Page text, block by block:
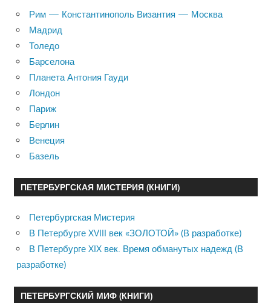
Рим — Константинополь Византия — Москва
Мадрид
Толедо
Барселона
Планета Антония Гауди
Лондон
Париж
Берлин
Венеция
Базель
ПЕТЕРБУРГСКАЯ МИСТЕРИЯ (КНИГИ)
Петербургская Мистерия
В Петербурге XVIII век «ЗОЛОТОЙ» (В разработке)
В Петербурге XIX век. Время обманутых надежд (В
разработке)
ПЕТЕРБУРГСКИЙ МИФ (КНИГИ)